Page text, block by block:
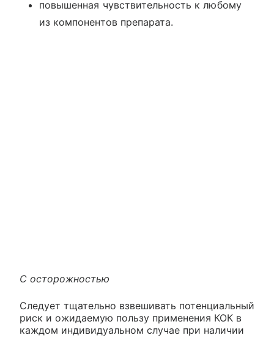
повышенная чувствительность к любому
из компонентов препарата.
С осторожностью
Следует тщательно взвешивать потенциальный
риск и ожидаемую пользу применения КОК в
каждом индивидуальном случае при наличии